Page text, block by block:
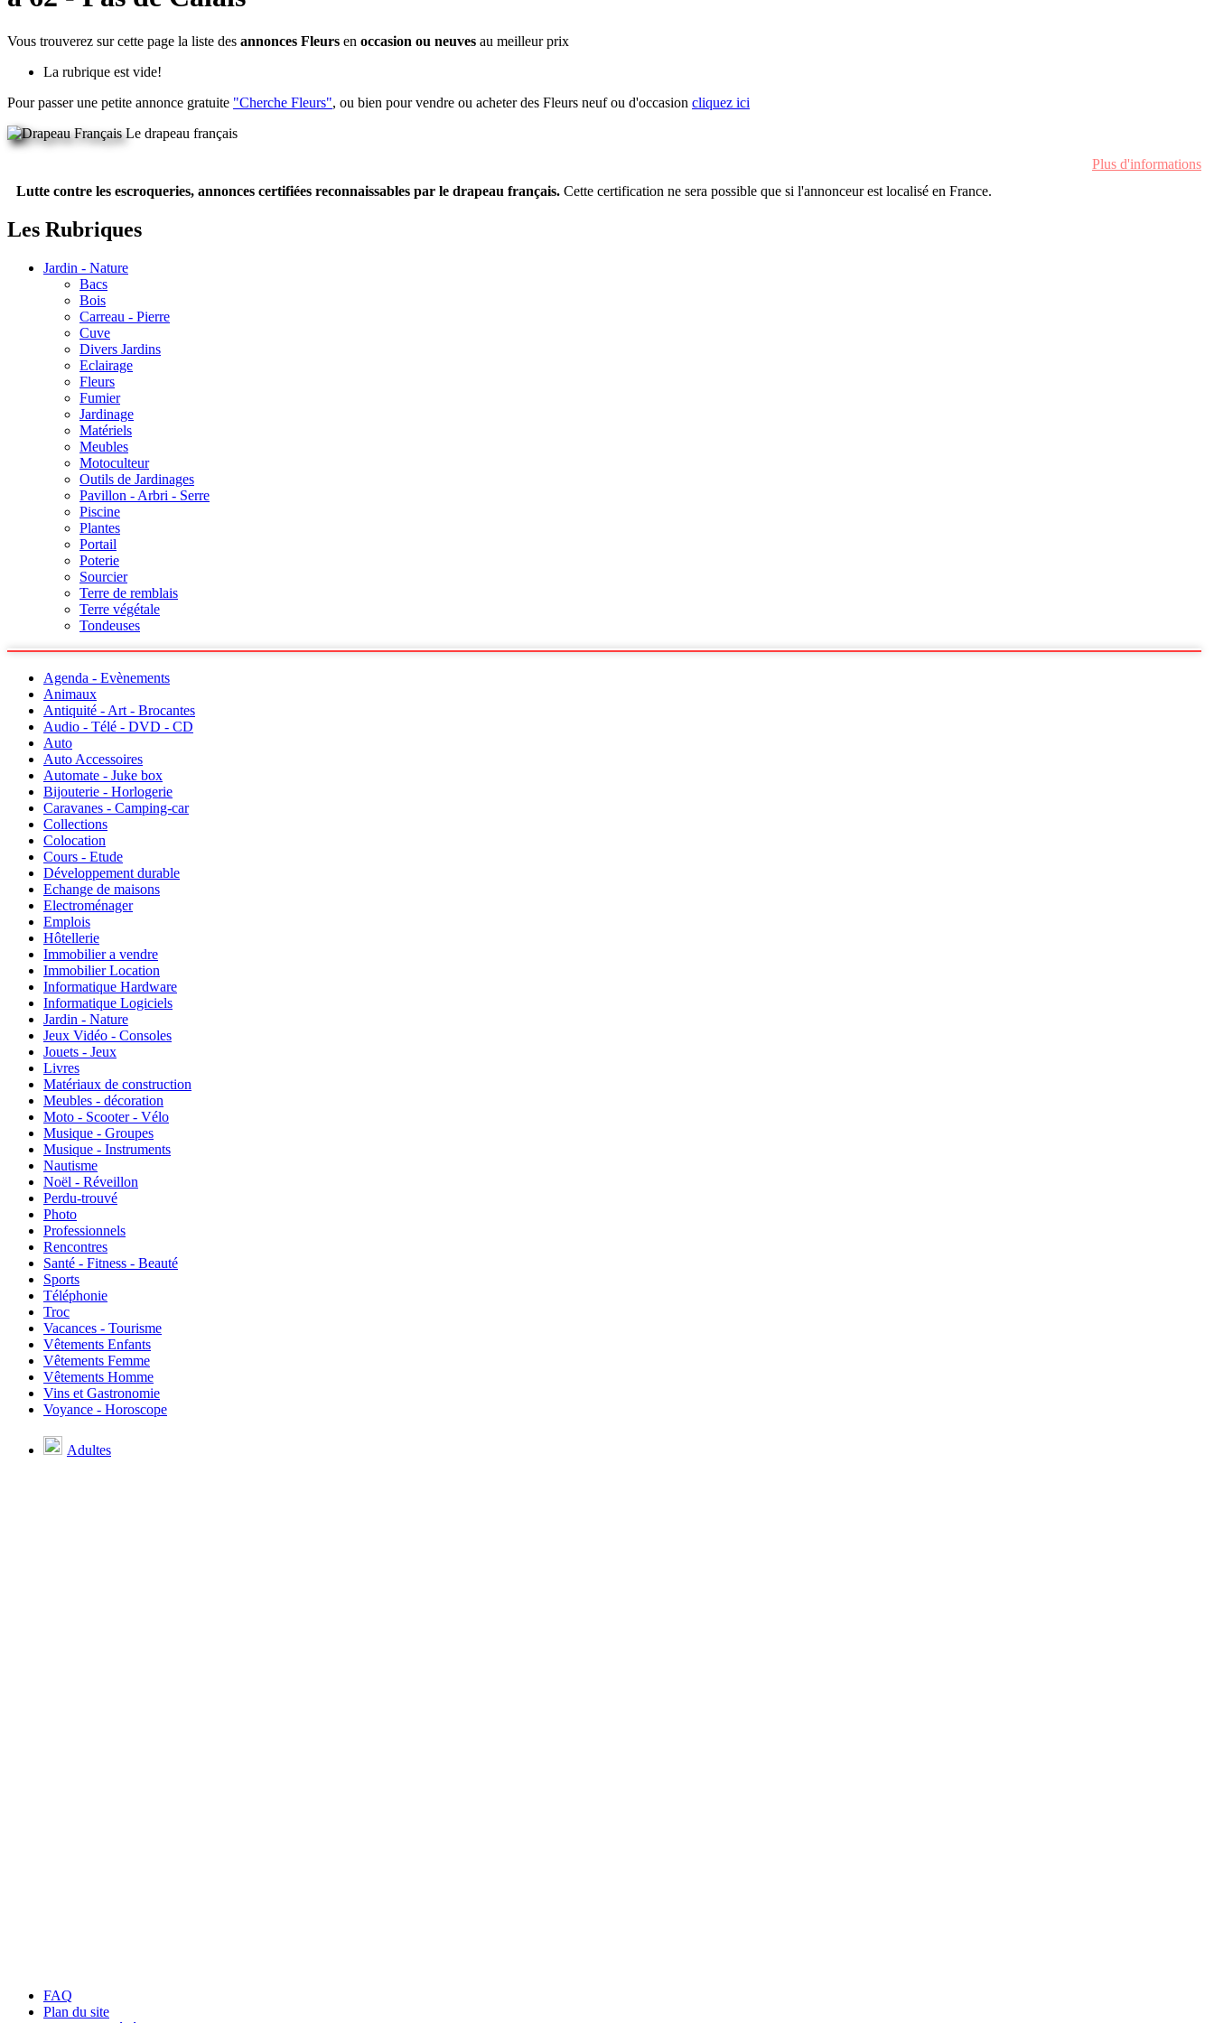
Vous trouverez sur cette page la liste des annonces Fleurs en occasion ou neuves au meilleur prix
La rubrique est vide!
Pour passer une petite annonce gratuite "Cherche Fleurs", ou bien pour vendre ou acheter des Fleurs neuf ou d'occasion cliquez ici
Le drapeau français
Plus d'informations
Lutte contre les escroqueries, annonces certifiées reconnaissables par le drapeau français. Cette certification ne sera possible que si l'annonceur est localisé en France.
Les Rubriques
Jardin - Nature
Bacs
Bois
Carreau - Pierre
Cuve
Divers Jardins
Eclairage
Fleurs
Fumier
Jardinage
Matériels
Meubles
Motoculteur
Outils de Jardinages
Pavillon - Arbri - Serre
Piscine
Plantes
Portail
Poterie
Sourcier
Terre de remblais
Terre végétale
Tondeuses
Agenda - Evènements
Animaux
Antiquité - Art - Brocantes
Audio - Télé - DVD - CD
Auto
Auto Accessoires
Automate - Juke box
Bijouterie - Horlogerie
Caravanes - Camping-car
Collections
Colocation
Cours - Etude
Développement durable
Echange de maisons
Electroménager
Emplois
Hôtellerie
Immobilier a vendre
Immobilier Location
Informatique Hardware
Informatique Logiciels
Jardin - Nature
Jeux Vidéo - Consoles
Jouets - Jeux
Livres
Matériaux de construction
Meubles - décoration
Moto - Scooter - Vélo
Musique - Groupes
Musique - Instruments
Nautisme
Noël - Réveillon
Perdu-trouvé
Photo
Professionnels
Rencontres
Santé - Fitness - Beauté
Sports
Téléphonie
Troc
Vacances - Tourisme
Vêtements Enfants
Vêtements Femme
Vêtements Homme
Vins et Gastronomie
Voyance - Horoscope
Adultes
FAQ
Plan du site